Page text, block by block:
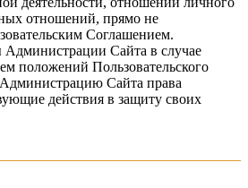
отношений, прямо не
Соглашением.
Администрации Сайта в случае
положений Пользовательского
Сайта права
действия в защиту своих